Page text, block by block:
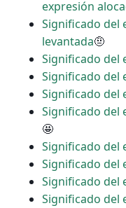
expresión
Significado del
levantada🤨
Significado del
Significado del
Significado del
Significado del
🤩
Significado del
Significado del
Significado del
Significado del